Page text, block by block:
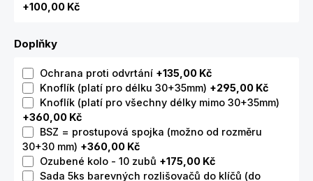
+100,00 Kč
Doplňky
Ochrana proti odvrtání +135,00 Kč
Knoflík (platí pro délku 30+35mm) +295,00 Kč
Knoflík (platí pro všechny délky mimo 30+35mm)
+360,00 Kč
BSZ = prostupová spojka (možno od rozměru
30+30 mm) +360,00 Kč
Ozubené kolo - 10 zubů +175,00 Kč
Sada 5ks barevných rozlišovačů do klíčů (do